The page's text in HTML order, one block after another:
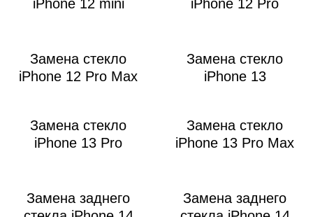
iPhone 12 mini
iPhone 12 Pro
Замена стекло
iPhone 12 Pro Max
Замена стекло
iPhone 13
Замена стекло
iPhone 13 Pro
Замена стекло
iPhone 13 Pro Max
Замена заднего
Замена заднего